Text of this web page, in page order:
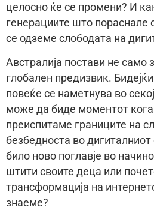
целосно ќе се промени? И
генерациите што пораснале
се одземе слободата на
Австралија постави не само
глобален предизвик. Бидејќи
повеќе се наметнува во
може да биде моментот
преиспитаме границите на
безбедноста во
било ново поглавје во
штити своите деца или
трансформација на
знаеме?